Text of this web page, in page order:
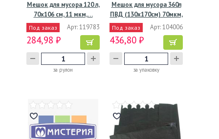
Мешок для мусора 120 л,
70х106 см, 11 мкм,…
Под заказ Арт: 119783
284,98 ₽
за рулон
Мешок для мусора 360л
ПВД (130х170см) 70мкм,
Под заказ Арт: 104006
436,80 ₽
за упаковку